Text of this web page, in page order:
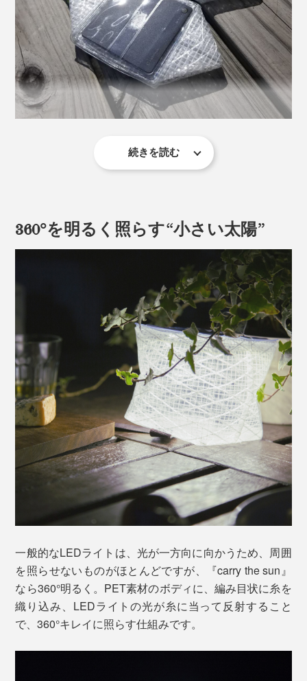
キャンプ・登山・フェス・ビーチといったアウトドア
に、夜のウォーキングや犬の散歩に、防災用に……どこ
へでも持ち運べる、頼もしい明かりです。
充電時間は5〜7時間。フル充電しておけば、ひと晩中、
キャンプなら地面に置いておいたり、テント近くの木に
引っ掛けたり、移動時にリュックにぶらさげるだけで充
自宅なら、日当たりのよいベランダや窓辺に、日中置い
ておくだけで充電できます。
太陽の光さえあれば充電できて、長時間、明かりを照ら
続きを読む
360°を明るく照らす“小さい太陽”
一般的なLEDライトは、光が一方向に向かうため、周囲
を照らせないものがほとんどですが、『carry the sun』
なら360°明るく。PET素材のボディに、編み目状に糸を
織り込み、LEDライトの光が糸に当って反射すること
で、360°キレイに照らす仕組みです。